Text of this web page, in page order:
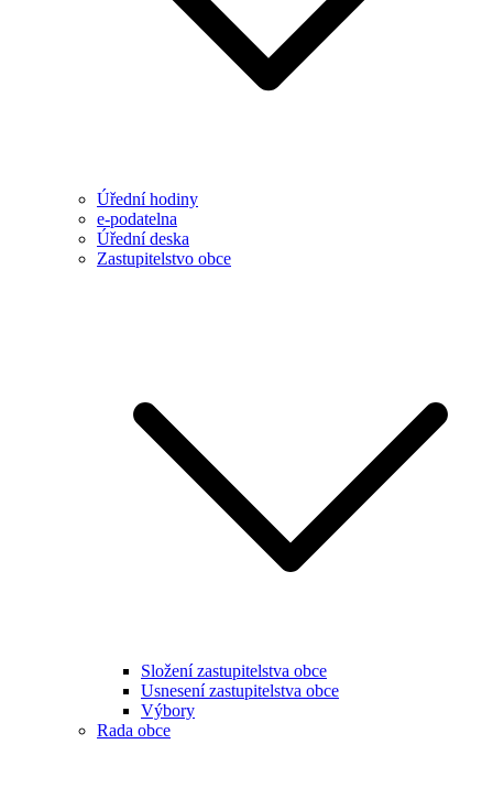
Úřední hodiny
e-podatelna
Úřední deska
Zastupitelstvo obce
Složení zastupitelstva obce
Usnesení zastupitelstva obce
Výbory
Rada obce